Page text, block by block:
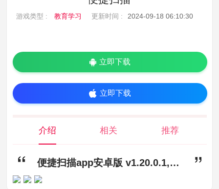
游戏类型 : 教育学习 更新时间 : 2024-09-18 06:10:30
立即下载
立即下载
介绍 相关 推荐
便捷扫描app安卓版 v1.20.0.1,便捷扫描app下载,便捷扫描app安卓版